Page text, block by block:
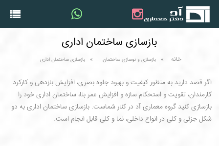
بازسازی ساختمان اداری
خانه بازسازی و نوسازی ساختمان بازسازی ساختمان اداری
اگر قصد دارید به منظور کیفیت و بهبود جلوه بصری، افزایش بازدهی و کارکرد
کارمندان، تقویت و استحکام سازه و افزایش عمر بنا، ساختمان اداری خود را
بازسازی کنید گروه معماری آد در کنار شماست. بازسازی ساختمان اداری به دو
شکل جزئی و کلی در انواع داخلی، نما و کلی قابل انجام است.